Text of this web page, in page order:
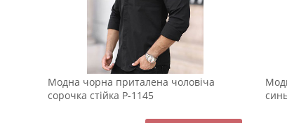
Модна чорна приталена чоловіча
сорочка стійка Р-1145